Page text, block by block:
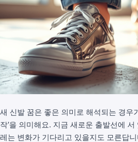
새 신발 꿈은 좋은 의미로 해석되는 경우
작’을 의미해요. 지금 새로운 출발선에
레는 변화가 기다리고 있을지도 모른답니